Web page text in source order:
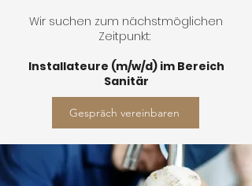
Wir suchen zum nächstmöglichen
Zeitpunkt:
Installateure (m/w/d) im Bereich
Sanitär
Gespräch vereinbaren